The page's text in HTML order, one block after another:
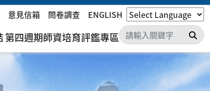
意見信箱 問卷調查 ENGLISH
第四週期師資培育評鑑專區 搜